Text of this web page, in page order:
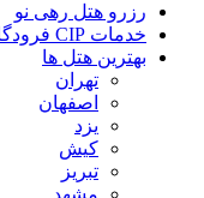
رزرو هتل رهی نو
خدمات CIP فرودگاه امام
بهترین هتل ها
تهران
اصفهان
یزد
کیش
تبریز